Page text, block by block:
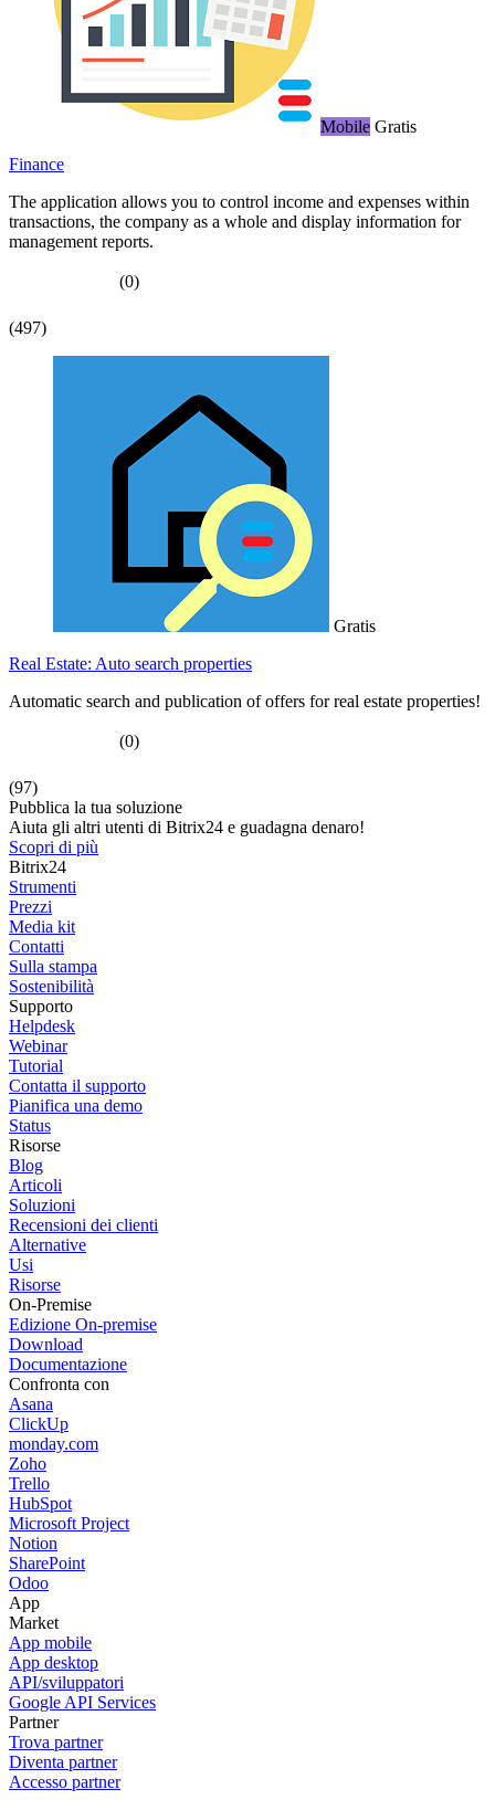
Mobile Gratis
Finance
The application allows you to control income and expenses within
transactions, the company as a whole and display information for
management reports.
(0)
(497)
Gratis
Real Estate: Auto search properties
Automatic search and publication of offers for real estate properties!
(0)
(97)
Pubblica la tua soluzione
Aiuta gli altri utenti di Bitrix24 e guadagna denaro!
Scopri di più
Bitrix24
Strumenti
Prezzi
Media kit
Contatti
Sulla stampa
Sostenibilità
Supporto
Helpdesk
Webinar
Tutorial
Contatta il supporto
Pianifica una demo
Status
Risorse
Blog
Articoli
Soluzioni
Recensioni dei clienti
Alternative
Usi
Risorse
On-Premise
Edizione On-premise
Download
Documentazione
Confronta con
Asana
ClickUp
monday.com
Zoho
Trello
HubSpot
Microsoft Project
Notion
SharePoint
Odoo
App
Market
App mobile
App desktop
API/sviluppatori
Google API Services
Partner
Trova partner
Diventa partner
Accesso partner